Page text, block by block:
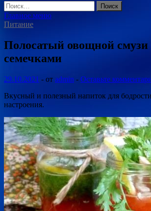
Найти:
Главное меню
Питание
Полосатый овощной смузи
семечками
29.10.2021 - от admin - Оставьте
Вкусный и полезный напиток для
настроения.